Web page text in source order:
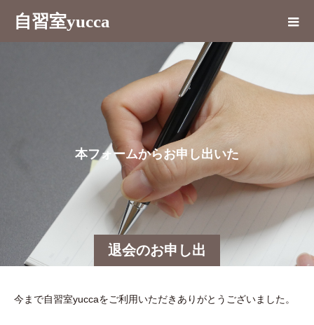
自習室yucca
退会のお申し出
フォームからお申し出 いただくこ
今まで自習室yuccaをご利用いただきありがとうございました。